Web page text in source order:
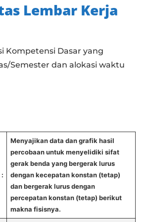
Lembar Kerja
Kompetensi Dasar yang
Semester dan alokasi waktu
:
Menyajikan data dan grafik hasil
percobaan untuk menyelidiki sifat
gerak benda yang bergerak lurus
dengan kecepatan konstan (tetap)
dan bergerak lurus dengan
percepatan konstan (tetap) berikut
makna fisisnya.